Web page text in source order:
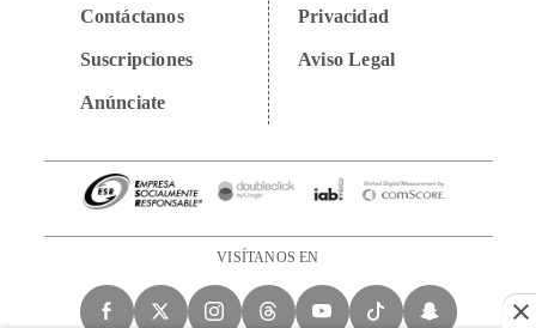
Contáctanos
Suscripciones
Anúnciate
Privacidad
Aviso Legal
VISÍTANOS EN